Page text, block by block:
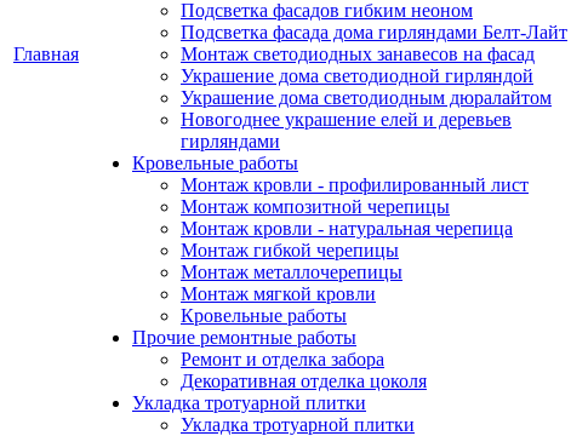
Главная
Подсветка фасадов гибким неоном
Подсветка фасада дома гирляндами Белт-Лайт
Монтаж светодиодных занавесов на фасад
Украшение дома светодиодной гирляндой
Украшение дома светодиодным дюралайтом
Новогоднее украшение елей и деревьев
гирляндами
Кровельные работы
Монтаж кровли - профилированный лист
Монтаж композитной черепицы
Монтаж кровли - натуральная черепица
Монтаж гибкой черепицы
Монтаж металлочерепицы
Монтаж мягкой кровли
Кровельные работы
Прочие ремонтные работы
Ремонт и отделка забора
Декоративная отделка цоколя
Укладка тротуарной плитки
Укладка тротуарной плитки